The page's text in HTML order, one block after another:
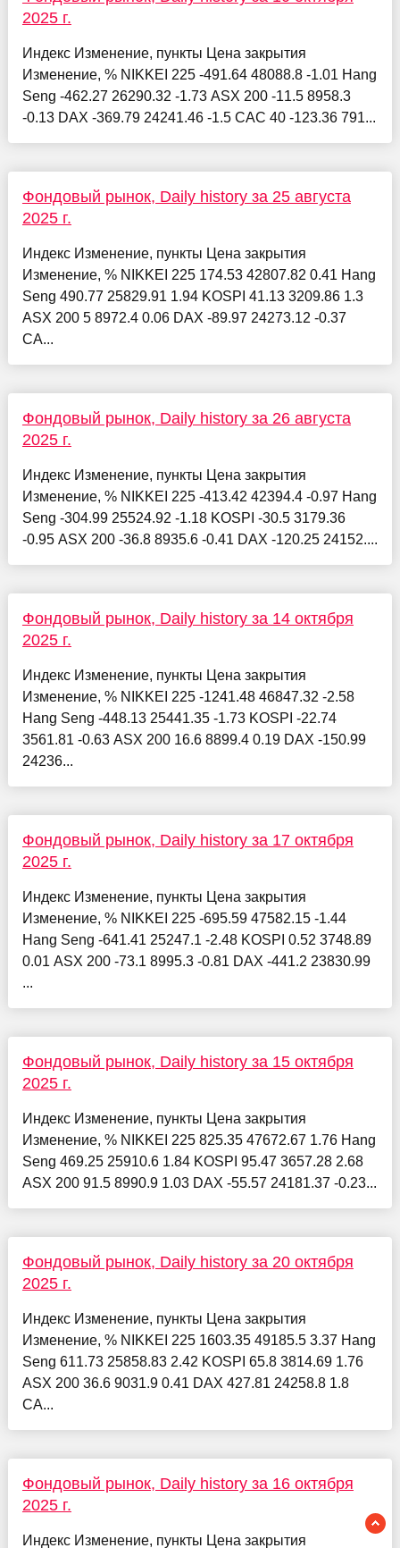
2025 г.
Индекс Изменение, пункты Цена закрытия
Изменение, % NIKKEI 225 -491.64 48088.8 -1.01 Hang
Seng -462.27 26290.32 -1.73 ASX 200 -11.5 8958.3
-0.13 DAX -369.79 24241.46 -1.5 CAC 40 -123.36 791...
Фондовый рынок, Daily history за 25 августа
2025 г.
Индекс Изменение, пункты Цена закрытия
Изменение, % NIKKEI 225 174.53 42807.82 0.41 Hang
Seng 490.77 25829.91 1.94 KOSPI 41.13 3209.86 1.3
ASX 200 5 8972.4 0.06 DAX -89.97 24273.12 -0.37
CA...
Фондовый рынок, Daily history за 26 августа
2025 г.
Индекс Изменение, пункты Цена закрытия
Изменение, % NIKKEI 225 -413.42 42394.4 -0.97 Hang
Seng -304.99 25524.92 -1.18 KOSPI -30.5 3179.36
-0.95 ASX 200 -36.8 8935.6 -0.41 DAX -120.25 24152....
Фондовый рынок, Daily history за 14 октября
2025 г.
Индекс Изменение, пункты Цена закрытия
Изменение, % NIKKEI 225 -1241.48 46847.32 -2.58
Hang Seng -448.13 25441.35 -1.73 KOSPI -22.74
3561.81 -0.63 ASX 200 16.6 8899.4 0.19 DAX -150.99
24236...
Фондовый рынок, Daily history за 17 октября
2025 г.
Индекс Изменение, пункты Цена закрытия
Изменение, % NIKKEI 225 -695.59 47582.15 -1.44
Hang Seng -641.41 25247.1 -2.48 KOSPI 0.52 3748.89
0.01 ASX 200 -73.1 8995.3 -0.81 DAX -441.2 23830.99
...
Фондовый рынок, Daily history за 15 октября
2025 г.
Индекс Изменение, пункты Цена закрытия
Изменение, % NIKKEI 225 825.35 47672.67 1.76 Hang
Seng 469.25 25910.6 1.84 KOSPI 95.47 3657.28 2.68
ASX 200 91.5 8990.9 1.03 DAX -55.57 24181.37 -0.23...
Фондовый рынок, Daily history за 20 октября
2025 г.
Индекс Изменение, пункты Цена закрытия
Изменение, % NIKKEI 225 1603.35 49185.5 3.37 Hang
Seng 611.73 25858.83 2.42 KOSPI 65.8 3814.69 1.76
ASX 200 36.6 9031.9 0.41 DAX 427.81 24258.8 1.8
CA...
Фондовый рынок, Daily history за 16 октября
2025 г.
Индекс Изменение, пункты Цена закрытия